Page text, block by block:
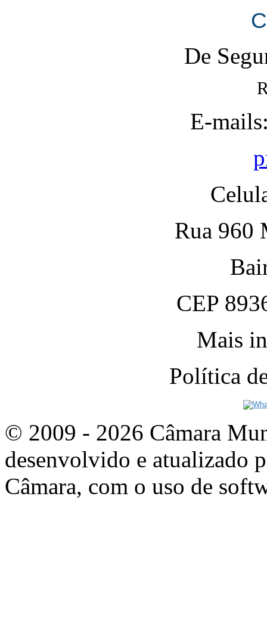
De
E-
Rua 960
CEP
Mais
Política
© 2009 - 2026 Câmara
desenvolvido e atualizado
Câmara, com o uso de